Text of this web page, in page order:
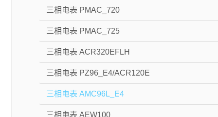
三相电表 PMAC_720
三相电表 PMAC_725
三相电表 ACR320EFLH
三相电表 PZ96_E4/ACR120E
三相电表 AMC96L_E4
三相电表 AEW100